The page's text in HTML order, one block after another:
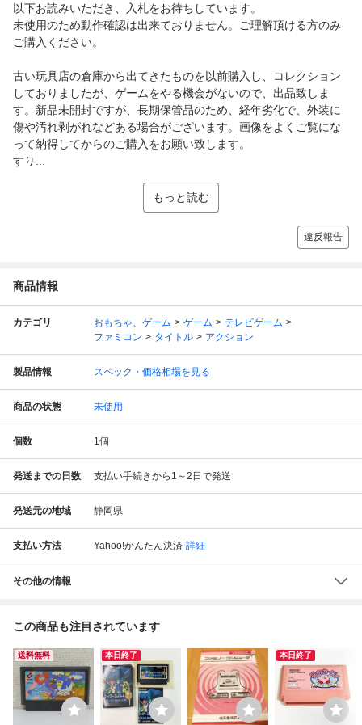
以下お読みいただき、入札をお待ちしています。
未使用のため動作確認は出来ておりません。ご理解頂ける方のみ
ご購入ください。
古い玩具店の倉庫から出てきたものを以前購入し、コレクション
しておりましたが、ゲームをやる機会がないので、出品致しま
す。新品未開封ですが、長期保管品のため、経年劣化で、外装に
傷や汚れ剥がれなどある場合がございます。画像をよくご覧にな
って納得してからのご購入をお願い致します。
すり...
もっと読む
違反報告
商品情報
カテゴリ おもちゃ、ゲーム ゲーム
テレビゲーム
ファミコン
タイトル アクション
製品情報 スペック・価格相場を見る
商品の状態 未使用
個数 1個
発送までの日数 支払い手続きから1～2日で発送
発送元の地域 静岡県
支払い方法 Yahoo!かんたん決済 詳細
その他の情報
この商品も注目されています
送料無料 本日終了 本日終了